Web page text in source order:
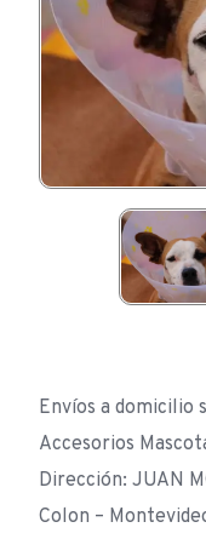
Envíos a domicilio
Accesorios
Dirección: JUAN
Colon –